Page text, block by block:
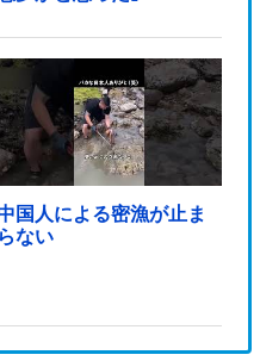
国人による密漁が止ま
らない